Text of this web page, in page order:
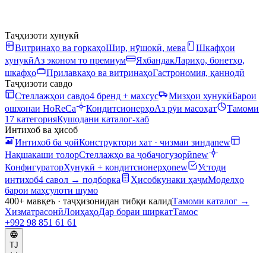
Таҷҳизоти хунукӣ
Витринаҳо ва горкаҳоШир, нӯшокӣ, мева
Шкафҳои
хунукӣАз эконом то премиум ЯхбандакЛариҳо, бонетҳо,
шкафҳо
Прилавкаҳо ва витринаҳоГастрономия, қаннодӣ
Таҷҳизоти савдо
Стеллажҳои савдо4 бренд + махсус Мизҳои хунукӣБарои
ошхонаи HoReCa
КондитсионерҳоАз рӯи масоҳат
Тамоми
17 категорияКушодани каталог-хаб
Интихоб ва ҳисоб
Интихоб ба ҷойКонструктори хат · чизмаи зиндаnew
Нақшакаши толорСтеллажҳо ва ҷобаҷогузорӣnew
КонфигураторХунукӣ + кондитсионерҳоnew
Устоди
интихоб4 савол → подборка Ҳисобкунаки ҳаҷмМоделҳо
барои маҳсулоти шумо
400+ мавқеъ · таҷҳизонидан тибқи калидТамоми каталог →
ХизматрасонӣЛоиҳаҳоДар бораи ширкатТамос
+992 98 851 61 61
TJ